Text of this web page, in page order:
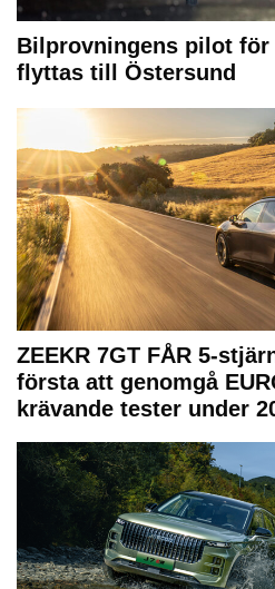
Bilprovningens pilot
flyttas till Östersund
ZEEKR 7GT FÅR 5-
första att genomgå
krävande tester under